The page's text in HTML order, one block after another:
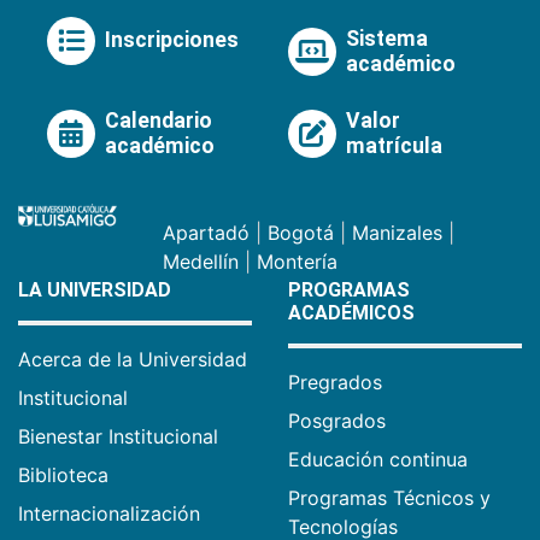
Inscripciones
Sistema
académico
Calendario
académico
Valor
matrícula
Apartadó Bogotá Manizales
Medellín
Montería
LA UNIVERSIDAD
Acerca de la Universidad
Institucional
Bienestar Institucional
Biblioteca
Internacionalización
PROGRAMAS
ACADÉMICOS
Pregrados
Posgrados
Educación continua
Programas Técnicos y
Tecnologías